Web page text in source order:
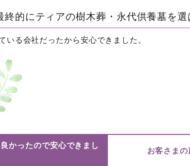
終的にティアの樹木葬・永代供養墓を
いる会社だったから安心できました。
かったので安心できまし
お客さま